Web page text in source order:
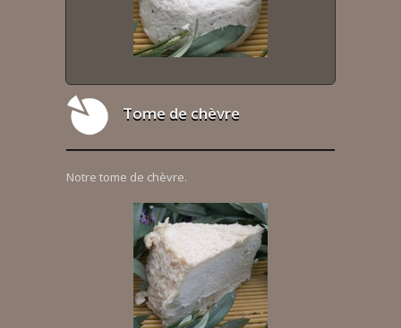
Tome de chèvre
Notre tome de chèvre.